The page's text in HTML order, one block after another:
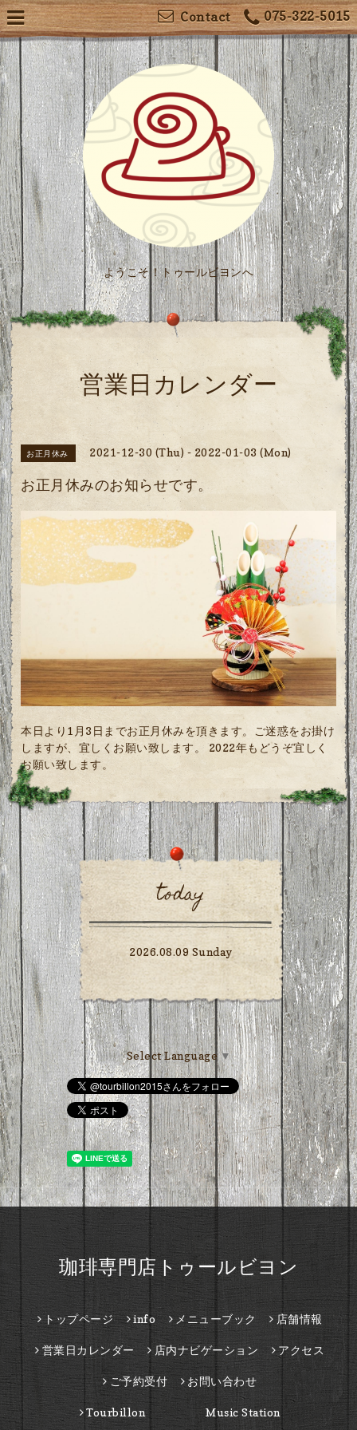
075-322-5015
Contact
ようこそ！トゥールビヨンへ
営業日カレンダー
お正月休み 2021-12-30 (Thu) - 2022-01-03 (Mon)
お正月休みのお知らせです。
本日より1月3日までお正月休みを頂きます。ご迷惑をお掛け
しますが、宜しくお願い致します。 2022年もどうぞ宜しく
お願い致します。
today
2026.08.09 Sunday
Select Language▼
珈琲専門店トゥールビヨン
トップページ info メニューブック 店舗情報
営業日カレンダー 店内ナビゲーション アクセス
ご予約受付 お問い合わせ
Tourbillon Music Station